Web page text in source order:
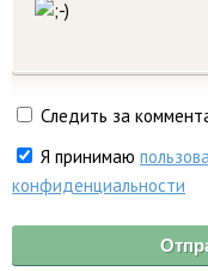
Следить за
Я принимаю
конфиденциальности